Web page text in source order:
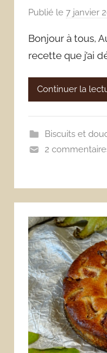
Publié le 7 janvier
Bonjour à tous,
recette que j’ai
Continuer la
Biscuits et
2